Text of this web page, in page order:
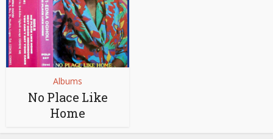
Albums
No Place Like
Home